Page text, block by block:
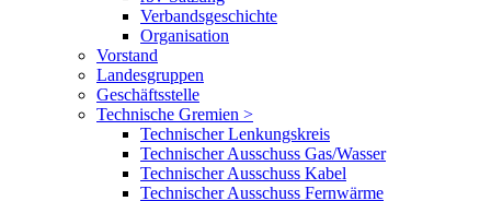
Verbandsgeschichte
Organisation
Vorstand
Landesgruppen
Geschäftsstelle
Technische Gremien >
Technischer Lenkungskreis
Technischer Ausschuss Gas/Wasser
Technischer Ausschuss Kabel
Technischer Ausschuss Fernwärme